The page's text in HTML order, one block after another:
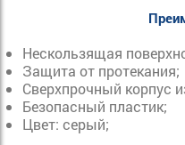
Нескользящая
Защита от протекания;
Сверхпрочный корпус
Безопасный пластик;
Цвет: серый;